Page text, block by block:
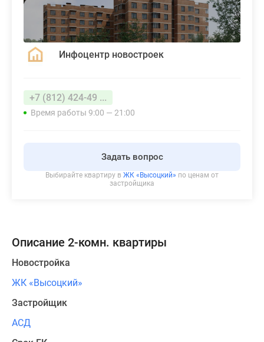
Инфоцентр новостроек
+7 (812) 424-49 ...
Время работы 9:00 — 21:00
Задать вопрос
Выбирайте квартиру в ЖК «Высоцкий» по ценам от
застройщика
Описание 2-комн. квартиры
Новостройка
ЖК «Высоцкий»
Застройщик
АСД